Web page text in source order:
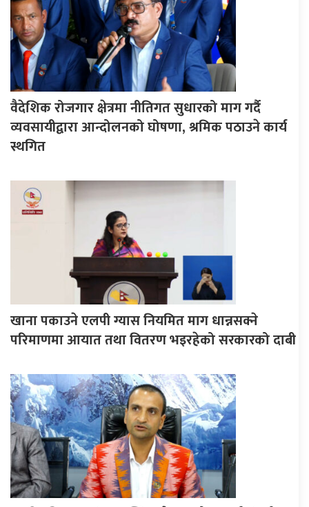
वैदेशिक रोजगार क्षेत्रमा नीतिगत सुधारको माग गर्दै
व्यवसायीद्वारा आन्दोलनको घोषणा, श्रमिक पठाउने कार्य
स्थगित
खाना पकाउने एलपी ग्यास नियमित माग धान्नसक्ने
परिमाणमा आयात तथा वितरण भइरहेको सरकारको दाबी